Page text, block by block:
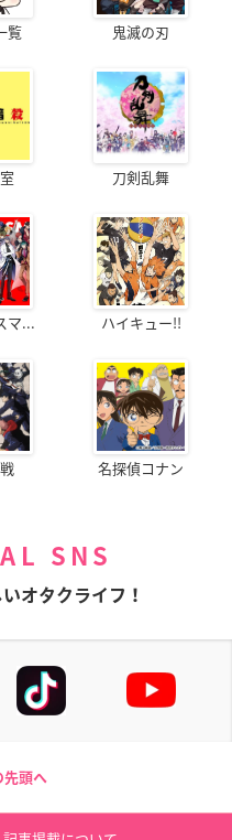
覧 鬼滅の刃
刀剣乱舞
マ... ハイキュー!!
名探偵コナン
SNS
オタクライフ！
先頭へ